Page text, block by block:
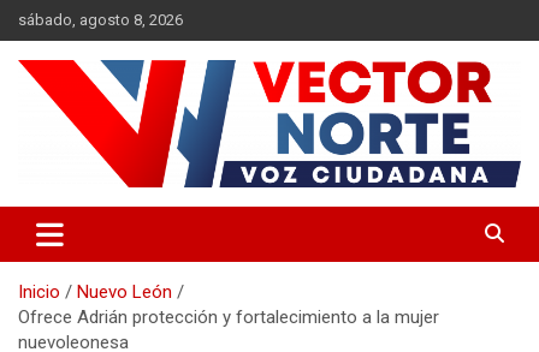
Saltar
al
contenido
sábado, agosto 8, 2026
Vector Norte
Inicio
Nuevo León
Ofrece Adrián protección y fortalecimiento a la mujer
nuevoleonesa